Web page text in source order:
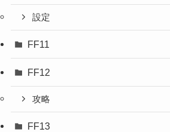
設定
FF11
FF12
攻略
FF13